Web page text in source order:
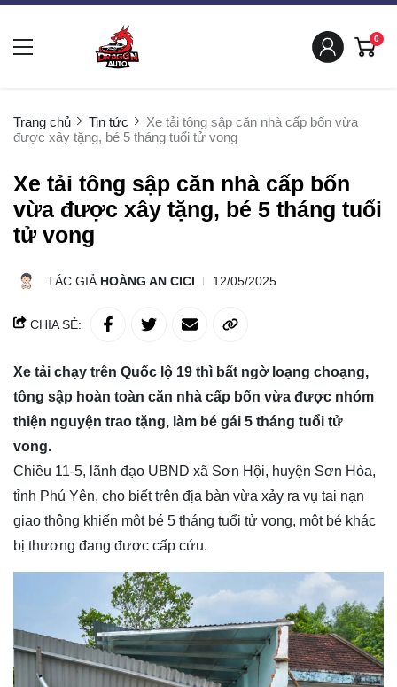
0
Trang chủ Tin tức
Xe tải tông sập căn nhà cấp bốn vừa
được xây tặng, bé 5 tháng tuổi tử vong
Xe tải tông sập căn nhà cấp bốn
vừa được xây tặng, bé 5 tháng tuổi
tử vong
TÁC GIẢ HOÀNG AN CICI 12/05/2025
CHIA SẺ:
Xe tải chạy trên Quốc lộ 19 thì bất ngờ loạng choạng,
tông sập hoàn toàn căn nhà cấp bốn vừa được nhóm
thiện nguyện trao tặng, làm bé gái 5 tháng tuổi tử
vong.
Chiều 11-5, lãnh đạo UBND xã Sơn Hội, huyện Sơn Hòa,
tỉnh Phú Yên, cho biết trên địa bàn vừa xảy ra vụ tai nạn
giao thông khiến một bé 5 tháng tuổi tử vong, một bé khác
bị thương đang được cấp cứu.